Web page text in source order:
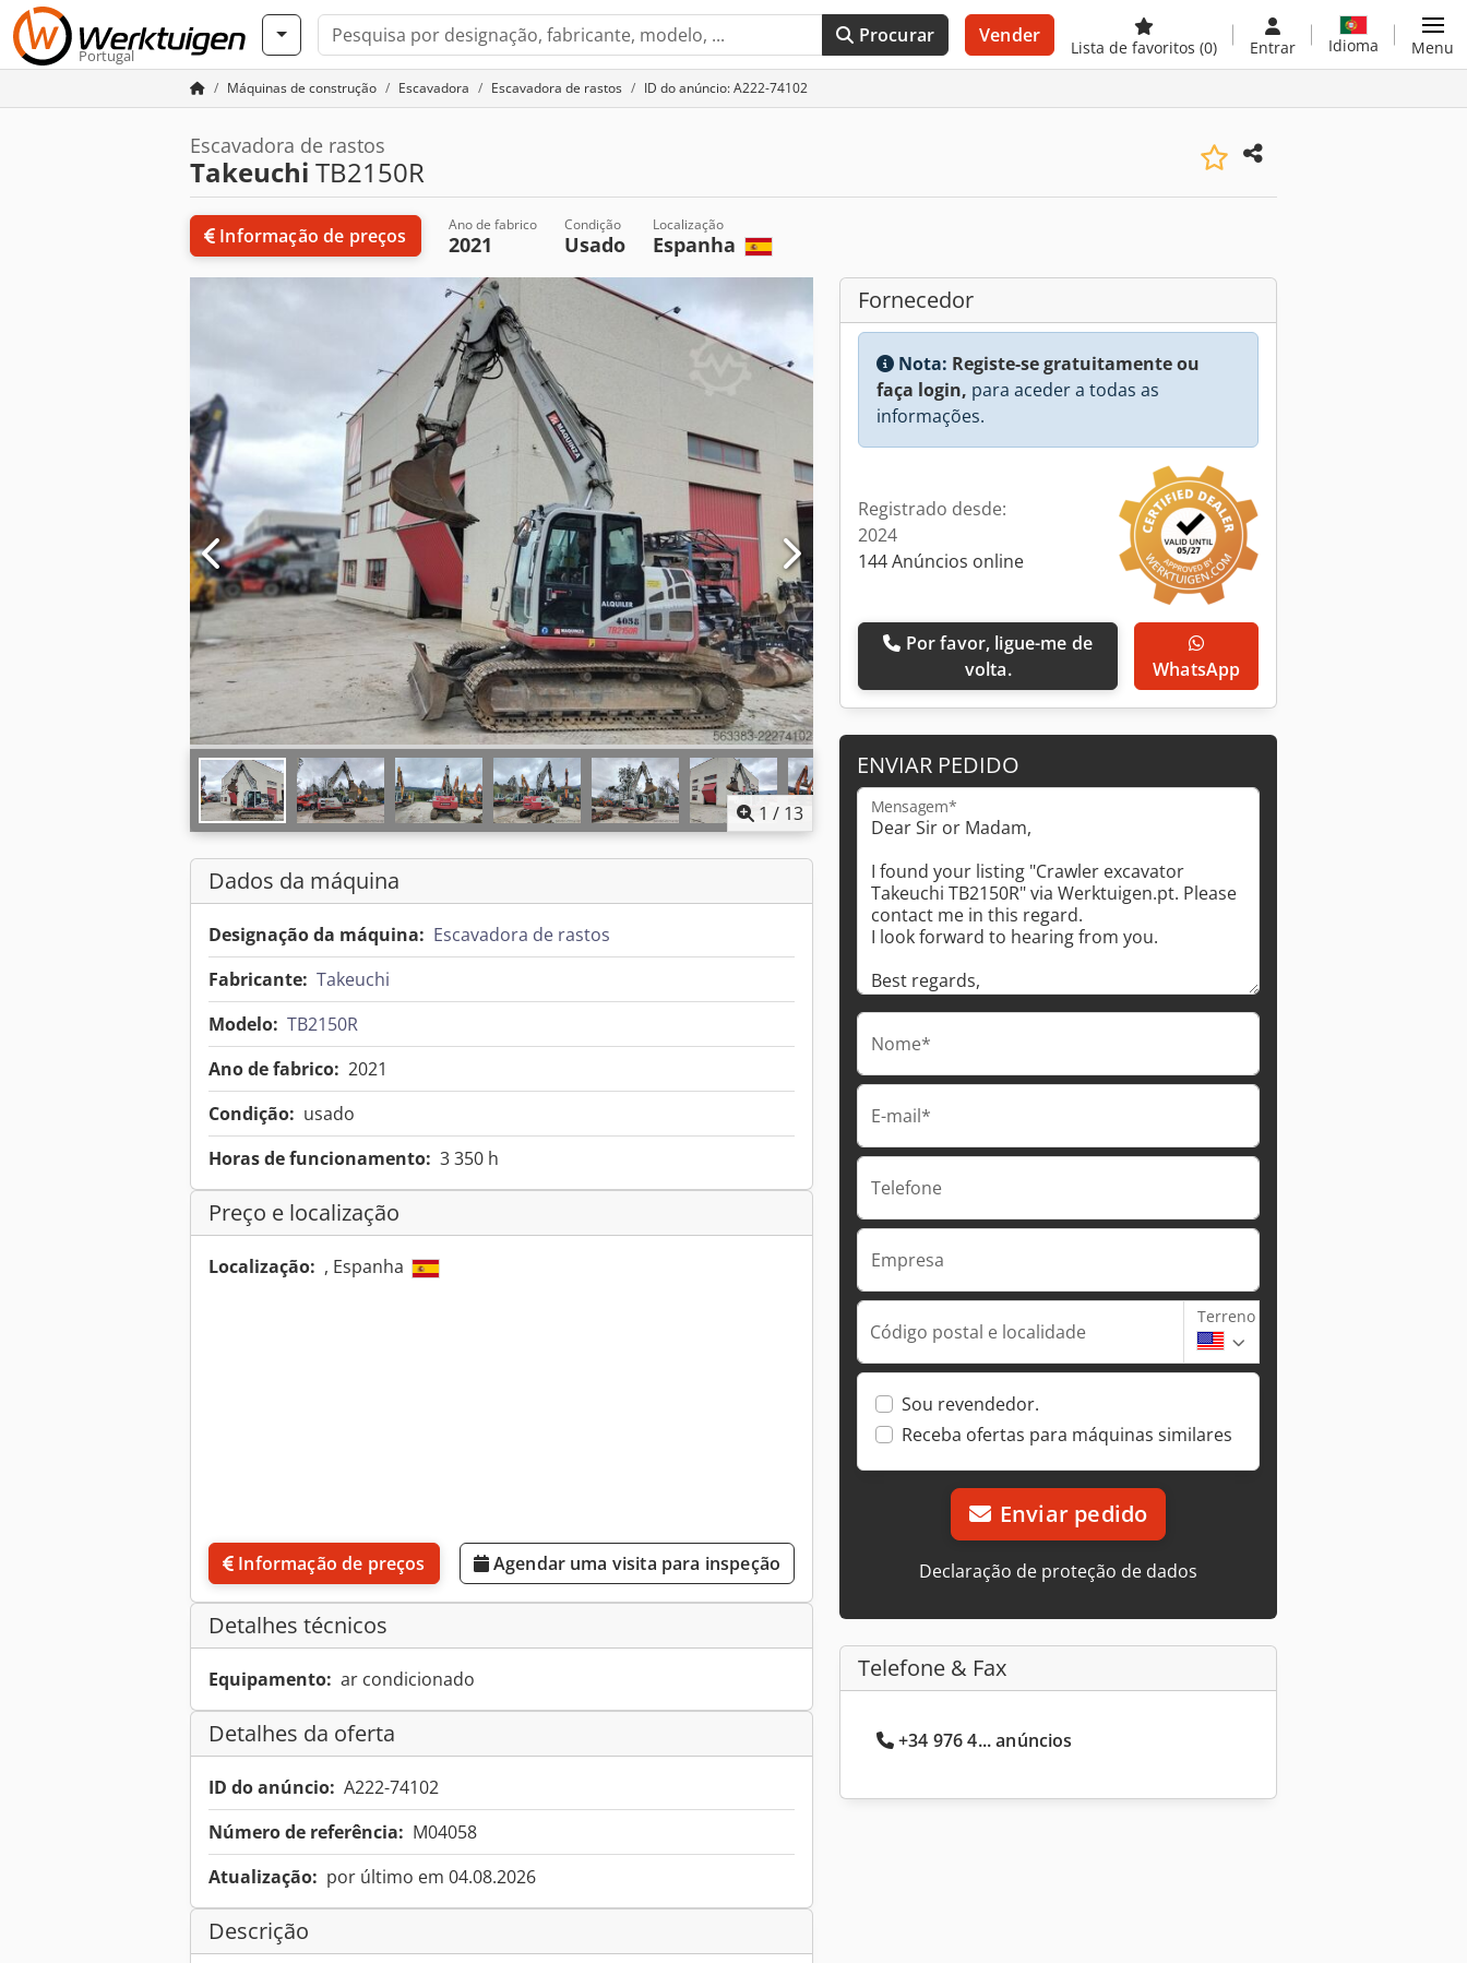
Portugal
Procurar Vender
Lista de favoritos (0) Entrar Idioma Menu
Máquinas de construção Escavadora Escavadora de rastos ID do anúncio: A222-74102
Escavadora de rastos
Takeuchi TB2150R
Informação de preços Ano de fabrico
2021
Condição
Usado
Localização
Espanha
1 / 13
Dados da máquina
Designação da máquina: Escavadora de rastos
Fabricante: Takeuchi
Modelo: TB2150R
Ano de fabrico: 2021
Condição: usado
Horas de funcionamento: 3 350 h
Preço e localização
Localização: , Espanha
Informação de preços Agendar uma visita para inspeção
Detalhes técnicos
Equipamento: ar condicionado
Detalhes da oferta
ID do anúncio: A222-74102
Número de referência: M04058
Atualização: por último em 04.08.2026
Descrição
Fornecedor
Nota: Registe-se gratuitamente ou
faça login, para aceder a todas as
informações.
Registrado desde:
2024
144 Anúncios online
volta.
WhatsApp
ENVIAR PEDIDO
Mensagem*
Nome*
E-mail*
Telefone
Empresa
Código postal e localidade
Terreno
Sou revendedor.
Receba ofertas para máquinas similares
Enviar pedido
Declaração de proteção de dados
Telefone & Fax
+34 976 4... anúncios